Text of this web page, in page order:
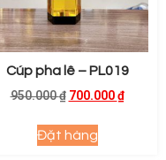
Cúp pha lê – PL019
950.000₫ 700.000₫
Đặt hàng